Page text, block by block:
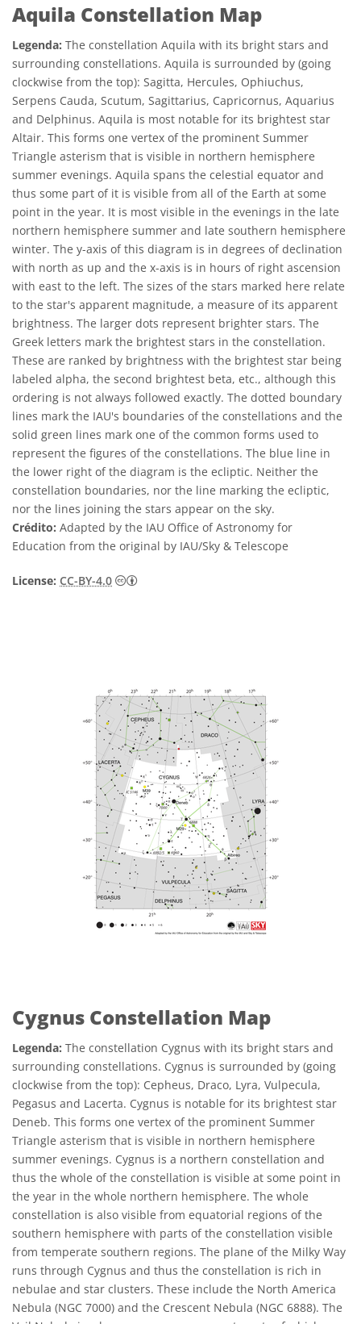
Aquila Constellation Map
Legenda: The constellation Aquila with its bright stars and
surrounding constellations. Aquila is surrounded by (going
clockwise from the top): Sagitta, Hercules, Ophiuchus,
Serpens Cauda, Scutum, Sagittarius, Capricornus, Aquarius
and Delphinus. Aquila is most notable for its brightest star
Altair. This forms one vertex of the prominent Summer
Triangle asterism that is visible in northern hemisphere
summer evenings. Aquila spans the celestial equator and
thus some part of it is visible from all of the Earth at some
point in the year. It is most visible in the evenings in the late
northern hemisphere summer and late southern hemisphere
winter. The y-axis of this diagram is in degrees of declination
with north as up and the x-axis is in hours of right ascension
with east to the left. The sizes of the stars marked here relate
to the star's apparent magnitude, a measure of its apparent
brightness. The larger dots represent brighter stars. The
Greek letters mark the brightest stars in the constellation.
These are ranked by brightness with the brightest star being
labeled alpha, the second brightest beta, etc., although this
ordering is not always followed exactly. The dotted boundary
lines mark the IAU's boundaries of the constellations and the
solid green lines mark one of the common forms used to
represent the figures of the constellations. The blue line in
the lower right of the diagram is the ecliptic. Neither the
constellation boundaries, nor the line marking the ecliptic,
nor the lines joining the stars appear on the sky.
Crédito: Adapted by the IAU Office of Astronomy for
Education from the original by IAU/Sky & Telescope
License: CC-BY-4.0 Creative Commons Attribution 4.0
Cygnus Constellation Map
Legenda: The constellation Cygnus with its bright stars and
surrounding constellations. Cygnus is surrounded by (going
clockwise from the top): Cepheus, Draco, Lyra, Vulpecula,
Pegasus and Lacerta. Cygnus is notable for its brightest star
Deneb. This forms one vertex of the prominent Summer
Triangle asterism that is visible in northern hemisphere
summer evenings. Cygnus is a northern constellation and
thus the whole of the constellation is visible at some point in
the year in the whole northern hemisphere. The whole
constellation is also visible from equatorial regions of the
southern hemisphere with parts of the constellation visible
from temperate southern regions. The plane of the Milky Way
runs through Cygnus and thus the constellation is rich in
nebulae and star clusters. These include the North America
Nebula (NGC 7000) and the Crescent Nebula (NGC 6888). The